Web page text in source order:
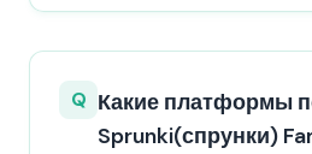
Q Какие платформы
Sprunki(спрунки)